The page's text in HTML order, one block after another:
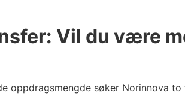
Vil du være
oppdragsmengde søker Norinnova